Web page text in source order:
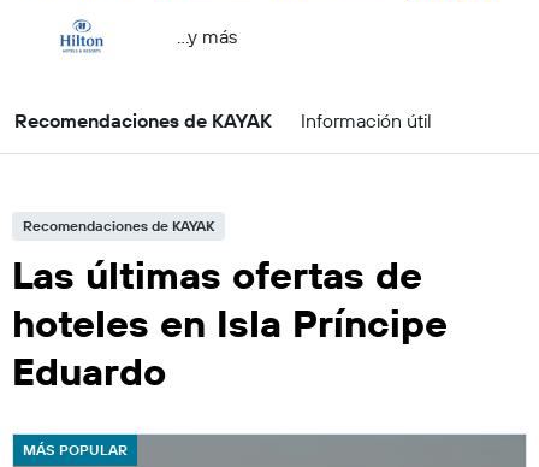
...y más
Recomendaciones de KAYAK Información útil
Recomendaciones de KAYAK
Las últimas ofertas de
hoteles en Isla Príncipe
Eduardo
MÁS POPULAR